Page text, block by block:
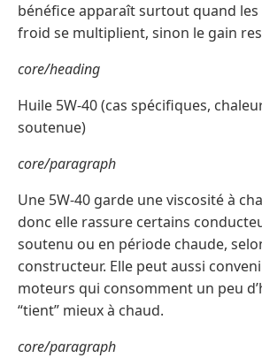
bénéfice apparaît surtout quand
froid se multiplient, sinon le gain
core/heading
Huile 5W-40 (cas spécifiques,
soutenue)
core/paragraph
Une 5W-40 garde une viscosité à
donc elle rassure certains
soutenu ou en période chaude,
constructeur. Elle peut aussi
moteurs qui consomment un peu
“tient” mieux à chaud.
core/paragraph